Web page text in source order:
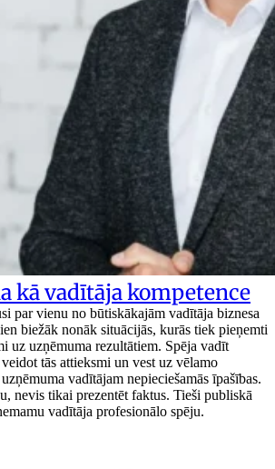
kā vadītāja kompetence
par vienu no būtiskākajām vadītāja biznesa
biežāk nonāk situācijās, kurās tiek pieņemti
uz uzņēmuma rezultātiem. Spēja vadīt
tās attieksmi un vest uz vēlamo
vadītājam nepieciešamās īpašības.
nevis tikai prezentēt faktus. Tieši publiskā
vadītāja profesionālo spēju.